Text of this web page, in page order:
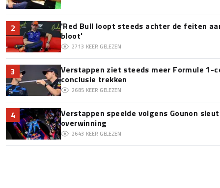
2
'Red Bull loopt steeds achter de feiten
bloot'
2713 KEER GELEZEN
3
Verstappen ziet steeds meer Formule 1-
conclusie trekken
2685 KEER GELEZEN
4
Verstappen speelde volgens Gounon
overwinning
2643 KEER GELEZEN